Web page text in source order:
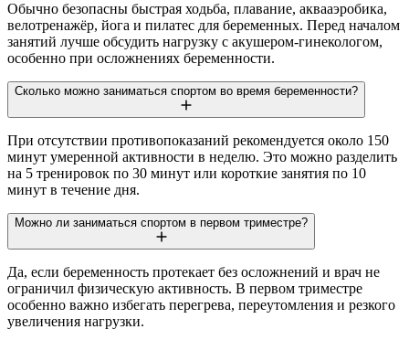
Обычно безопасны быстрая ходьба, плавание, аквааэробика,
велотренажёр, йога и пилатес для беременных. Перед началом
занятий лучше обсудить нагрузку с акушером-гинекологом,
особенно при осложнениях беременности.
Сколько можно заниматься спортом во время беременности?
При отсутствии противопоказаний рекомендуется около 150
минут умеренной активности в неделю. Это можно разделить
на 5 тренировок по 30 минут или короткие занятия по 10
минут в течение дня.
Можно ли заниматься спортом в первом триместре?
Да, если беременность протекает без осложнений и врач не
ограничил физическую активность. В первом триместре
особенно важно избегать перегрева, переутомления и резкого
увеличения нагрузки.